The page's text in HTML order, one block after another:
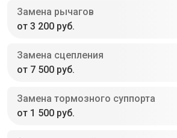
Замена рычагов
от 3 200 руб.
Замена сцепления
от 7 500 руб.
Замена тормозного суппорта
от 1 500 руб.